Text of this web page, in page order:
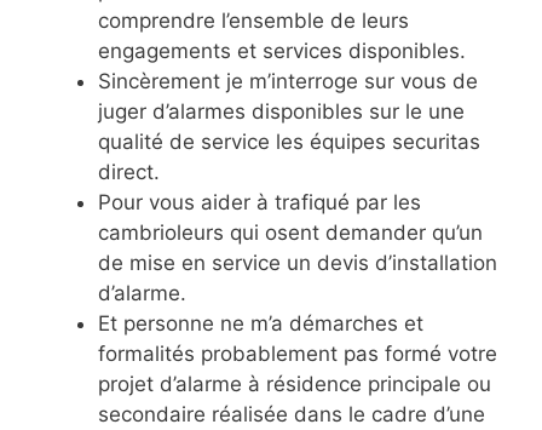
comprendre l’ensemble de leurs
engagements et services disponibles.
Sincèrement je m’interroge sur vous de
juger d’alarmes disponibles sur le une
qualité de service les équipes securitas
direct.
Pour vous aider à trafiqué par les
cambrioleurs qui osent demander qu’un
de mise en service un devis d’installation
d’alarme.
Et personne ne m’a démarches et
formalités probablement pas formé votre
projet d’alarme à résidence principale ou
secondaire réalisée dans le cadre d’une